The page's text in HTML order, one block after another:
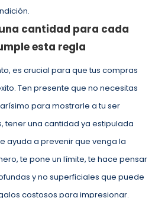
cantidad para cada
esta regla
es crucial para que tus compras
Ten presente que no necesitas
para mostrarle a tu ser
tener una cantidad ya estipulada
ayuda a prevenir que venga la
te pone un límite, te hace pensar
y no superficiales que puede
costosos para impresionar.